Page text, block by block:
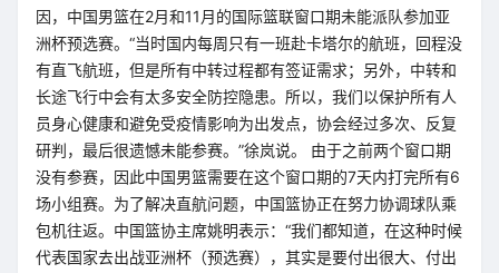
因，中国男篮在2月和11月的国际篮联窗口期未能派队参加亚
洲杯预选赛。“当时国内每周只有一班赴卡塔尔的航班，回程没
有直飞航班，但是所有中转过程都有签证需求；另外，中转和
长途飞行中会有太多安全防控隐患。所以，我们以保护所有人
员身心健康和避免受疫情影响为出发点，协会经过多次、反复
研判，最后很遗憾未能参赛。”徐岚说。 由于之前两个窗口期
没有参赛，因此中国男篮需要在这个窗口期的7天内打完所有6
场小组赛。为了解决直航问题，中国篮协正在努力协调球队乘
包机往返。中国篮协主席姚明表示：“我们都知道，在这种时候
代表国家去出战亚洲杯（预选赛），其实是要付出很大、付出